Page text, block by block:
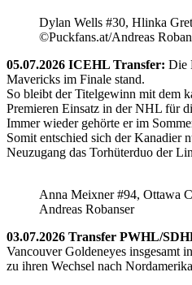
Dylan Wells #30, Hlinka
©Puckfans.at/Andreas
05.07.2026 ICEHL Transfer: Die
Mavericks im Finale stand.
So bleibt der Titelgewinn mit dem
Premieren Einsatz in der NHL für
Immer wieder gehörte er im
Somit entschied sich der Kanadier
Neuzugang das Torhüterduo der
Anna Meixner #94, Ottawa
Andreas Robanser
03.07.2026 Transfer PWHL/
Vancouver Goldeneyes insgesamt
zu ihren Wechsel nach